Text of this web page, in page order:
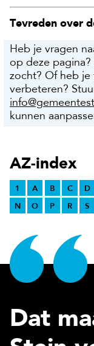
Tevreden over
Heb je vragen
op deze
zocht? Of heb
verbeteren?
kunnen
AZ-index
1 A B C D
N
O P R S
Dat